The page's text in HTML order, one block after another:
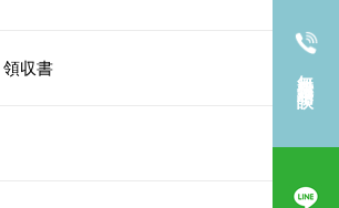
無料電話相談
収書